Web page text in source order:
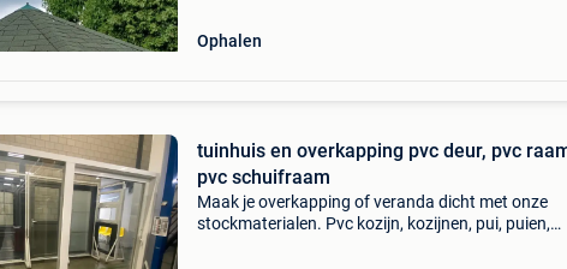
Ophalen
tuinhuis en overkapping pvc deur, pvc
pvc schuifraam
Maak je overkapping of veranda dicht met onze
stockmaterialen. Pvc kozijn, kozijnen, pui, puien,